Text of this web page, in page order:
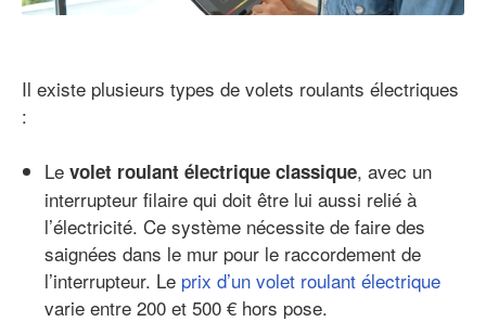
Il existe plusieurs types de volets roulants électriques
:
Le volet roulant électrique classique, avec un
interrupteur filaire qui doit être lui aussi relié à
l’électricité. Ce système nécessite de faire des
saignées dans le mur pour le raccordement de
l’interrupteur. Le prix d’un volet roulant électrique
varie entre 200 et 500 € hors pose.